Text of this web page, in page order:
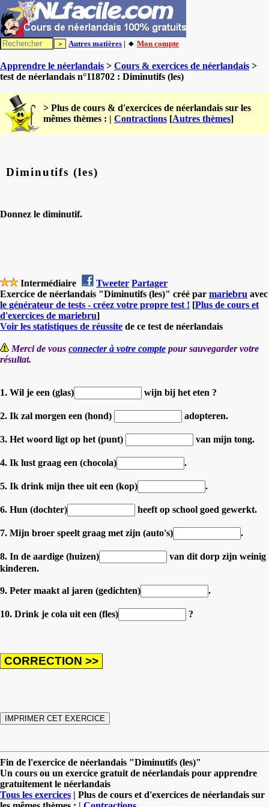
Autres matières | 🔸 Mon compte
Apprendre le néerlandais > Cours & exercices de néerlandais >
test de néerlandais n°118702 : Diminutifs (les)
> Plus de cours & d'exercices de néerlandais sur les
mêmes thèmes : | Contractions [Autres thèmes]
Diminutifs (les)
Donnez le diminutif.
Intermédiaire Tweeter Partager
Exercice de néerlandais "Diminutifs (les)" créé par mariebru avec
le générateur de tests - créez votre propre test ! [Plus de cours et
d'exercices de mariebru]
Voir les statistiques de réussite de ce test de néerlandais
Merci de vous connecter à votre compte pour sauvegarder votre
résultat.
1. Wil je een (glas) wijn bij het eten ?
2. Ik zal morgen een (hond) adopteren.
3. Het woord ligt op het (punt) van mijn tong.
4. Ik lust graag een (chocola) .
5. Ik drink mijn thee uit een (kop) .
6. Hun (dochter) heeft op school goed gewerkt.
7. Mijn broer speelt graag met zijn (auto's) .
8. In de aardige (huizen)
van dit dorp zijn weinig
kinderen.
9. Peter maakt al jaren (gedichten) .
10. Drink je cola uit een (fles) ?
Fin de l'exercice de néerlandais "Diminutifs (les)"
Un cours ou un exercice gratuit de néerlandais pour apprendre
gratuitement le néerlandais
Tous les exercices | Plus de cours et d'exercices de néerlandais sur